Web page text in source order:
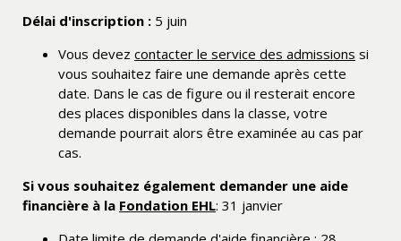
Délai d'inscription : 5 juin
Vous devez contacter le service des admissions si
vous souhaitez faire une demande après cette
date. Dans le cas de figure ou il resterait encore
des places disponibles dans la classe, votre
demande pourrait alors être examinée au cas par
cas.
Si vous souhaitez également demander une aide
financière à la Fondation EHL: 31 janvier